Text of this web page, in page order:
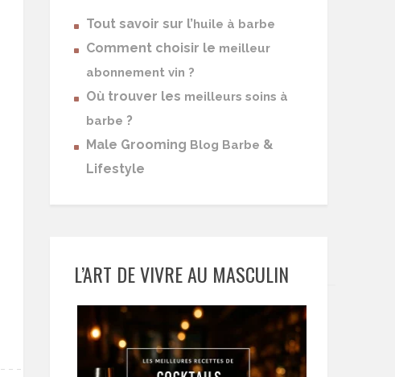
Tout savoir sur l’ huile à barbe
Comment choisir le meilleur
abonnement vin ?
Où trouver les meilleurs soins à
barbe ?
Male Grooming Blog Barbe &
Lifestyle
L’ART DE VIVRE AU MASCULIN